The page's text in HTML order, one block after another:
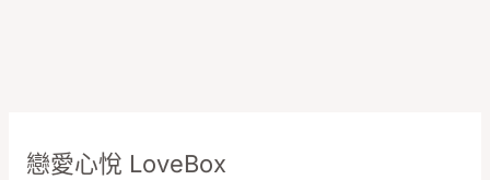
戀愛心悅 LoveBox